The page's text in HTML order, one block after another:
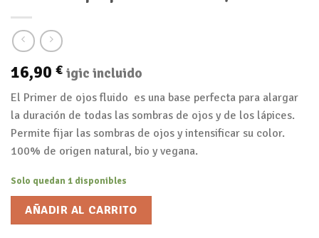
16,90 € igic incluido
El Primer de ojos fluido es una base perfecta para alargar
la duración de todas las sombras de ojos y de los lápices.
Permite fijar las sombras de ojos y intensificar su color.
100% de origen natural, bio y vegana.
Solo quedan 1 disponibles
AÑADIR AL CARRITO